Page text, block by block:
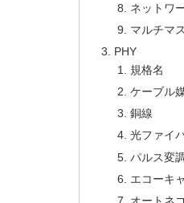
ネットワ
マルチマ
PHY
規格名
ケーブル
銅線
光ファイ
パルス変
エコーキ